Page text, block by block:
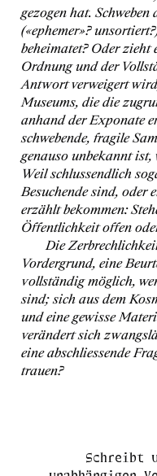
gezogen hat.
(«ephemer»?
beheimatet? Oder zieht
Ordnung und der
Antwort verweigert
Museums, die die
anhand der Exponate
schwebende, fragile
genauso unbekannt
Weil schlussendlich
Besuchende sind, oder
erzählt bekommen:
Öffentlichkeit offen
Die
Vordergrund, eine
vollständig möglich,
sind; sich aus dem
und eine gewisse
verändert sich
eine abschliessende
trauen?
Schreibt